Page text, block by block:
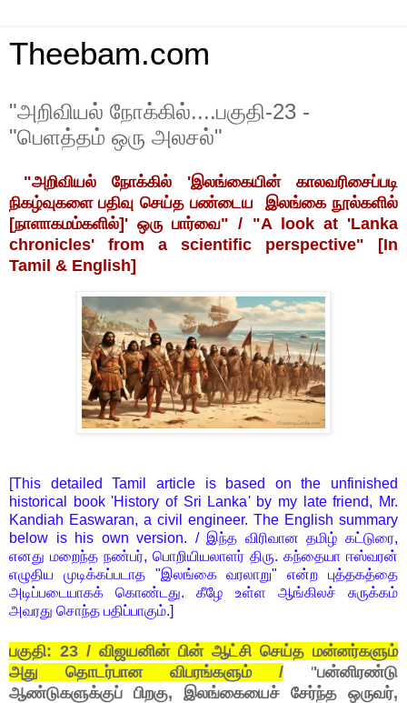
Theebam.com
"அறிவியல் நோக்கில்....பகுதி-23 -
"பெளத்தம் ஒரு அலசல்"
"அறிவியல் நோக்கில் 'இலங்கையின் காலவரிசைப்படி
நிகழ்வுகளை பதிவு செய்த பண்டைய இலங்கை நூல்களில்
[நாளாகமம்களில்]' ஒரு பார்வை" / "A look at 'Lanka
chronicles' from a scientific perspective" [In
Tamil & English]
[This detailed Tamil article is based on the unfinished
historical book 'History of Sri Lanka' by my late friend, Mr.
Kandiah Easwaran, a civil engineer. The English summary
below is his own version. / இந்த விரிவான தமிழ் கட்டுரை,
எனது மறைந்த நண்பர், பொறியியலாளர் திரு. கந்தையா ஈஸ்வரன்
எழுதிய முடிக்கப்படாத "இலங்கை வரலாறு" என்ற புத்தகத்தை
அடிப்படையாகக் கொண்டது. கீழே உள்ள ஆங்கிலச் சுருக்கம்
அவரது சொந்த பதிப்பாகும்.]
பகுதி: 23 / விஜயனின் பின் ஆட்சி செய்த மன்னர்களும்
அது தொடர்பான விபரங்களும் / ''பன்னிரண்டு
ஆண்டுகளுக்குப் பிறகு, இலங்கையைச் சேர்ந்த ஒருவர்,